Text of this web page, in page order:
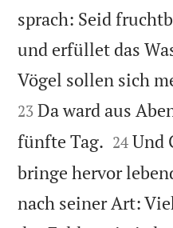
sprach: Seid
und erfüllet das
Vögel sollen sich
23 Da ward aus
fünfte Tag. 

24 Und
bringe hervor
nach seiner Art: